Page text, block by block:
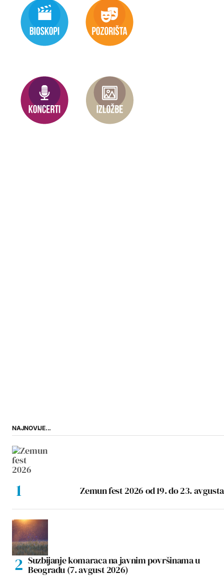
NAJNOVIJE...
Zemun fest 2026 od 19. do 23. avgusta
Suzbijanje komaraca na javnim površinama u
Beogradu (7. avgust 2026)